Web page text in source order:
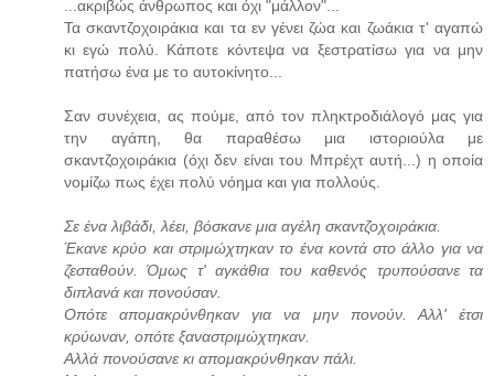
...ακριβώς άνθρωπος και όχι "μάλλον"...
Τα σκαντζοχοιράκια και τα εν γένει ζώα και ζωάκια τ' αγαπώ
κι εγώ πολύ. Κάποτε κόντεψα να ξεστρατίσω για να μην
πατήσω ένα με το αυτοκίνητο...
Σαν συνέχεια, ας πούμε, από τον πληκτροδιάλογό μας για
την αγάπη, θα παραθέσω μια ιστοριούλα με
σκαντζοχοιράκια (όχι δεν είναι του Μπρέχτ αυτή...) η οποία
νομίζω πως έχει πολύ νόημα και για πολλούς.
Σε ένα λιβάδι, λέει, βόσκανε μια αγέλη σκαντζοχοιράκια.
Έκανε κρύο και στριμώχτηκαν το ένα κοντά στο άλλο για να
ζεσταθούν. Όμως τ' αγκάθια του καθενός τρυπούσανε τα
διπλανά και πονούσαν.
Οπότε απομακρύνθηκαν για να μην πονούν. Αλλ' έτσι
κρύωναν, οπότε ξαναστριμώχτηκαν.
Αλλά πονούσανε κι απομακρύνθηκαν πάλι.